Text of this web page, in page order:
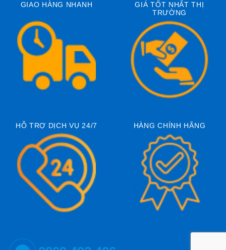
GIAO HÀNG NHANH
GIÁ TỐT NHẤT THỊ
TRƯỜNG
HỖ TRỢ DỊCH VỤ 24/7 HÀNG CHÍNH HÃNG